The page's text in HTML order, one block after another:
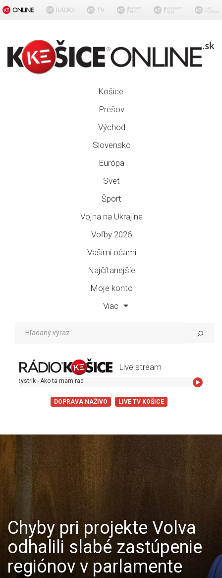
Košice
Prešov
Východ
Slovensko
Európa
Svet
Šport
Vojna na Ukrajine
Voľby 2026
Vašimi očami
Najčítanejšie
Moje konto
Viac
Live stream
- Ako ta mam rad
DOPRAVA NAŽIVO LIVE TV KOŠICE
Chyby pri projekte Volva
odhalili slabé zastúpenie
regiónov v parlamente